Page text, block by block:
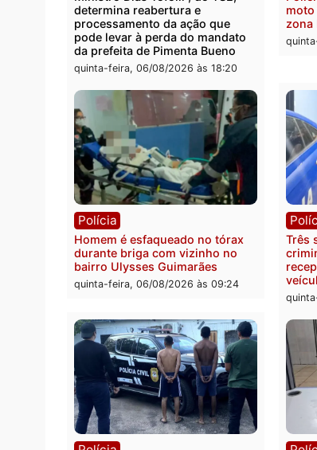
Homem é encontrado morto em
residência no bairro Colina Park
em RO
sexta-feira, 07/08/2026 às 09:30
Política
Ministro Dias Tofolli , do TSE,
determina reabertura e
processamento da ação que
da prefeita de Pimenta Bueno
quinta-feira, 06/08/2026 às 18:20